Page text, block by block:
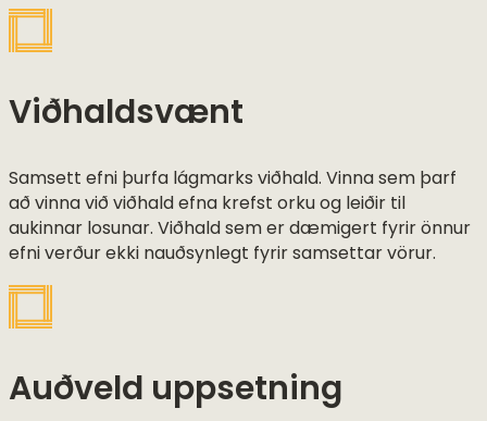
Viðhaldsvænt
Samsett efni þurfa lágmarks viðhald. Vinna sem þarf
að vinna við viðhald efna krefst orku og leiðir til
aukinnar losunar. Viðhald sem er dæmigert fyrir önnur
efni verður ekki nauðsynlegt fyrir samsettar vörur.
Auðveld uppsetning